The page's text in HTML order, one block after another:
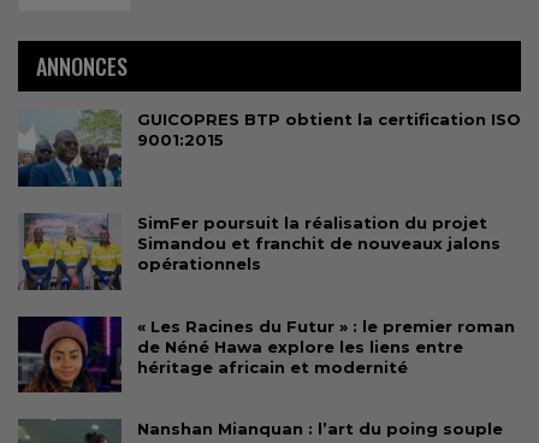
ANNONCES
GUICOPRES BTP obtient la certification ISO
9001:2015
SimFer poursuit la réalisation du projet
Simandou et franchit de nouveaux jalons
opérationnels
« Les Racines du Futur » : le premier roman
de Néné Hawa explore les liens entre
héritage africain et modernité
Nanshan Mianquan : l’art du poing souple